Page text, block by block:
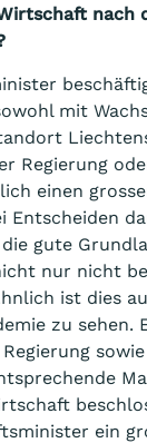
nach
mit
Regierung
einen
Entscheiden
gute
nur nicht
ist dies
zu sehen.
ein